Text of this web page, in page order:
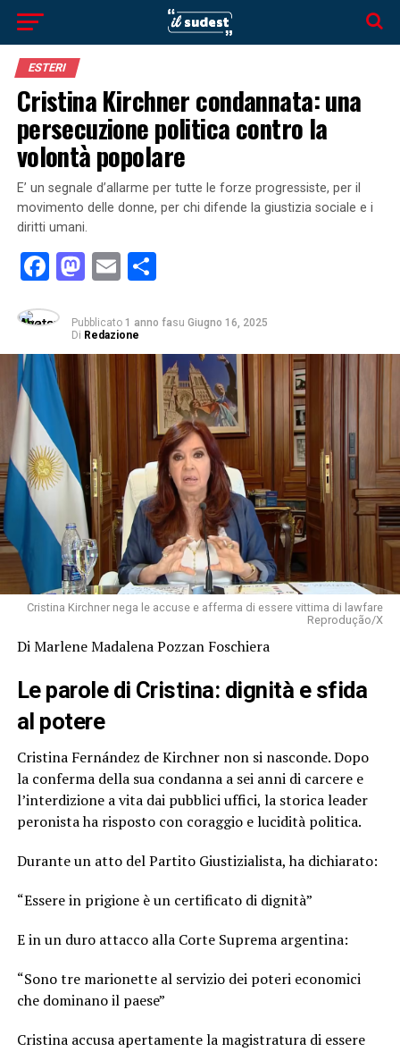
ESTERI
Cristina Kirchner condannata: una
persecuzione politica contro la
volontà popolare
E’ un segnale d’allarme per tutte le forze progressiste, per il
movimento delle donne, per chi difende la giustizia sociale e i
diritti umani.
Facebook
Mastodon
EmailCondividi
Pubblicato 1 anno fasu Giugno 16, 2025
Di Redazione
Cristina Kirchner nega le accuse e afferma di essere vittima di lawfare
Reprodução/X
Di Marlene Madalena Pozzan Foschiera
Le parole di Cristina: dignità e sfida
al potere
Cristina Fernández de Kirchner non si nasconde. Dopo
la conferma della sua condanna a sei anni di carcere e
l’interdizione a vita dai pubblici uffici, la storica leader
peronista ha risposto con coraggio e lucidità politica.
Durante un atto del Partito Giustizialista, ha dichiarato:
“Essere in prigione è un certificato di dignità”
E in un duro attacco alla Corte Suprema argentina:
“Sono tre marionette al servizio dei poteri economici
che dominano il paese”
Cristina accusa apertamente la magistratura di essere